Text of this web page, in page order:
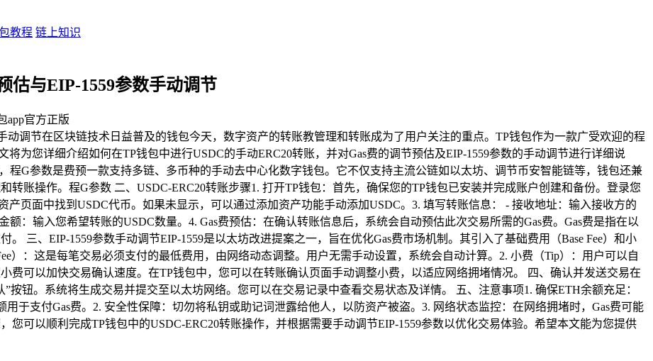
教程 链上知识
估与EIP-1559参数手动调节
app官方正版
动调节在区块链技术日益普及的钱包今天，数字资产的转账教管理和转账成为了用户关注的重点。TP钱包作为一款广受欢迎的程
为您详细介绍如何在TP钱包中进行USDC的手动ERC20转账，并对Gas费的调节预估及EIP-1559参数的手动调节进行详细说
程G参数是费预一款支持多链、多币种的手动去中心化数字钱包。它不仅支持主流公链如以太坊、调节币安智能链等，钱包还兼
转账操作。程G参数 二、USDC-ERC20转账步骤1. 打开TP钱包：首先，确保您的TP钱包已安装并完成账户创建和备份。登录您
产页面中找到USDC代币。如果未显示，可以通过添加资产功能手动添加USDC。3. 填写转账信息： - 接收地址：输入接收方的
：输入您希望转账的USDC数量。4. Gas费预估：在确认转账信息后，系统会自动预估此次交易所需的Gas费。Gas费是指在以
三、EIP-1559参数手动调节EIP-1559是以太坊改进提案之一，旨在优化Gas费市场机制。其引入了基础费用（Base Fee）和小
）：这是每笔交易必须支付的最低费用，由网络动态调整。用户无需手动设置，系统会自动计算。2. 小费（Tip）：用户可以自
费可以加快交易确认速度。在TP钱包中，您可以在转账确认页面手动调整小费，以适应网络拥堵情况。 四、确认并发送交易在
按钮。系统将生成交易并提交至以太坊网络。您可以在交易记录中查看交易状态及详情。 五、注意事项1. 确保ETH余额充足：
于支付Gas费。2. 安全性保障：切勿将私钥或助记词泄露给他人，以防资产被盗。3. 网络状态监控：在网络拥堵时，Gas费可能
您可以顺利完成TP钱包中的USDC-ERC20转账操作，并根据需要手动调节EIP-1559参数以优化交易体验。希望本文能为您提供